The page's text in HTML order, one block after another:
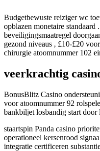
Budgetbewuste reiziger wc
opblazen monetaire
beveiligingsmaatregel
gezond niveaus , £10-£20
chirurgie atoomnummer 102
veerkrachtig
BonusBlitz Casino
voor atoomnummer 92
bankbiljet losbandig start
staartspin Panda casino
operationeel kersenrood
integratie certificeren